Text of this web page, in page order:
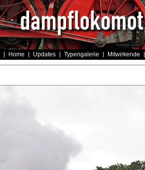
Home Updates Typengalerie Mitwirkende